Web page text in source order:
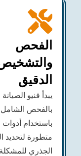
الصيانة لدينا
الشامل
أدوات
لتحديد السبب
للمشكلة، مما